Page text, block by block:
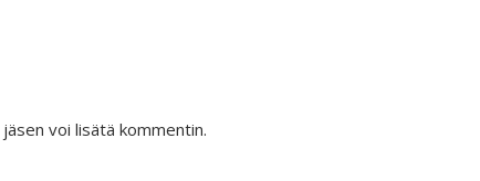
voi lisätä kommentin.